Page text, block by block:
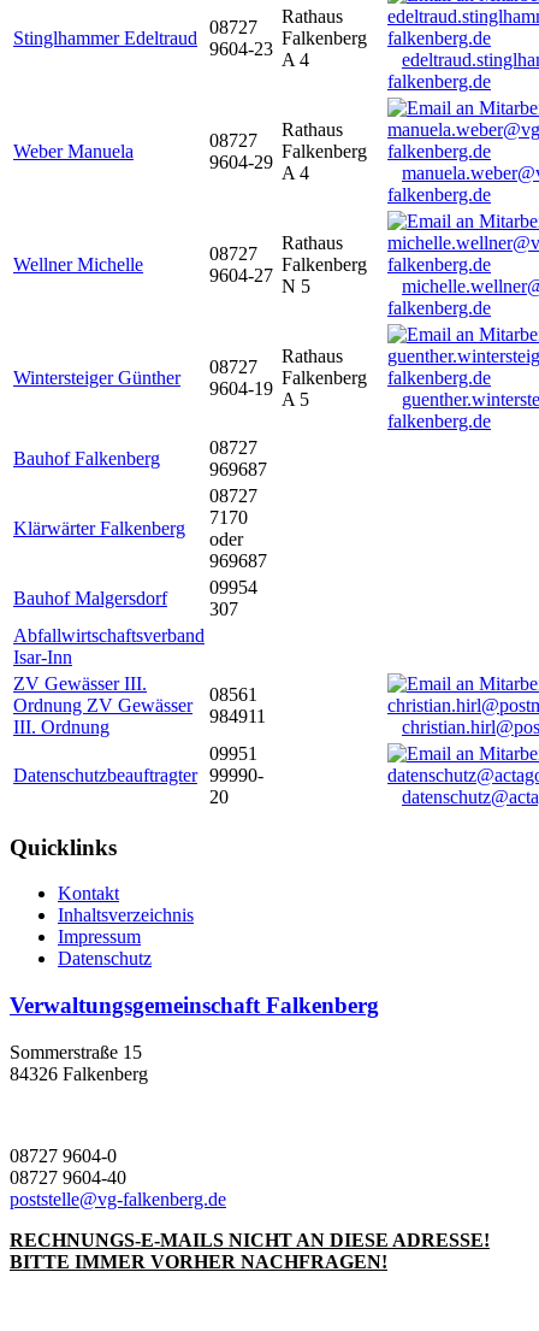
Stinglhammer Edeltraud
08727
9604-23
Rathaus
Falkenberg
A 4
falkenberg.de
Weber Manuela
08727
9604-29
Rathaus
Falkenberg
A 4
falkenberg.de
Wellner Michelle
08727
9604-27
Rathaus
Falkenberg
N 5
falkenberg.de
Wintersteiger Günther
08727
9604-19
Rathaus
Falkenberg
A 5
falkenberg.de
Bauhof Falkenberg
08727
969687
Klärwärter Falkenberg
08727
7170
oder
969687
Bauhof Malgersdorf
09954
307
Abfallwirtschaftsverband
Isar-Inn
ZV Gewässer III.
Ordnung ZV Gewässer
III. Ordnung
08561
984911
Datenschutzbeauftragter
09951
99990-
20
Quicklinks
Kontakt
Inhaltsverzeichnis
Impressum
Datenschutz
Verwaltungsgemeinschaft Falkenberg
Sommerstraße 15
84326 Falkenberg
08727 9604-0
08727 9604-40
poststelle@vg-falkenberg.de
RECHNUNGS-E-MAILS NICHT AN DIESE ADRESSE!
BITTE IMMER VORHER NACHFRAGEN!